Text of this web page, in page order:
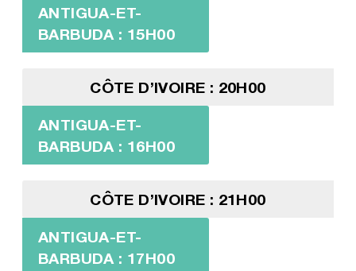
ANTIGUA-ET-
BARBUDA : 15H00
CÔTE D’IVOIRE : 20H00
ANTIGUA-ET-
BARBUDA : 16H00
CÔTE D’IVOIRE : 21H00
ANTIGUA-ET-
BARBUDA : 17H00